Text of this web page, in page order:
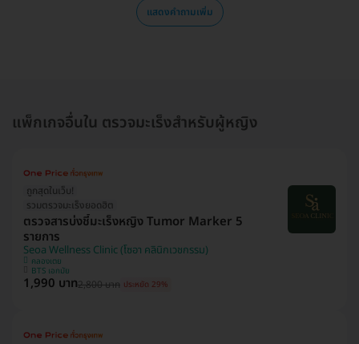
แสดงคำถามเพิ่ม
แพ็กเกจอื่นใน ตรวจมะเร็งสำหรับผู้หญิง
ถูกสุดในเว็บ!
รวมตรวจมะเร็งยอดฮิต
ตรวจสารบ่งชี้มะเร็งหญิง Tumor Marker 5
รายการ
Seoa Wellness Clinic (โซอา คลินิกเวชกรรม)
คลองเตย
BTS เอกมัย
1,990 บาท2,800 บาท ประหยัด 29%